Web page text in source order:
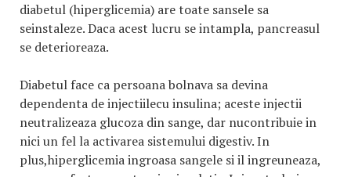
diabetul (hiperglicemia) are toate sansele sa
seinstaleze. Daca acest lucru se intampla, pancreasul
se deterioreaza.
Diabetul face ca persoana bolnava sa devina
dependenta de injectiilecu insulina; aceste injectii
neutralizeaza glucoza din sange, dar nucontribuie in
nici un fel la activarea sistemului digestiv. In
plus,hiperglicemia ingroasa sangele si il ingreuneaza,